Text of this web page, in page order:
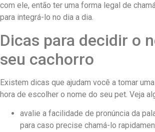
com ele, então ter uma forma legal de
para integrá-lo no dia a dia.
Dicas para decidir o
seu cachorro
Existem dicas que ajudam você a tomar
hora de escolher o nome do seu pet. Veja
avalie a facilidade de pronúncia da
para caso precise chamá-lo